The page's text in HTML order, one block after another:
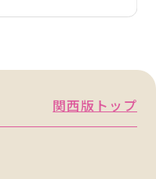
関西版トップ